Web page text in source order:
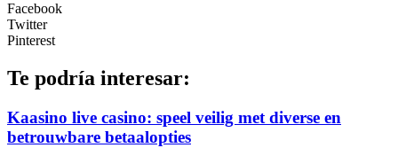
Facebook
Twitter
Pinterest
Te podría interesar:
Kaasino live casino: speel veilig met diverse en
betrouwbare betaalopties